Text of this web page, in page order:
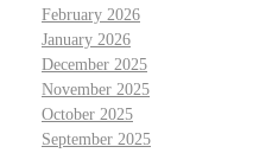
February 2026
January 2026
December 2025
November 2025
October 2025
September 2025